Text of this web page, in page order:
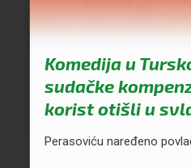
Komedija u
sudačke
korist otišli u
Perasoviću naređeno